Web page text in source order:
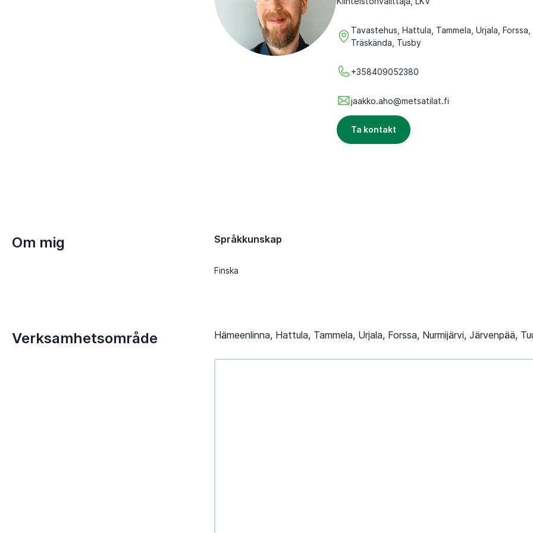
Tavastehus, Hattula, Tammela, Urjala, Forssa,
Träskända, Tusby
+358409052380
jaakko.aho@metsatilat.fi
Ta kontakt
Om mig Språkkunskap
Finska
Verksamhetsområde Hämeenlinna, Hattula, Tammela, Urjala, Forssa, Nurmijärvi, Järvenpää,